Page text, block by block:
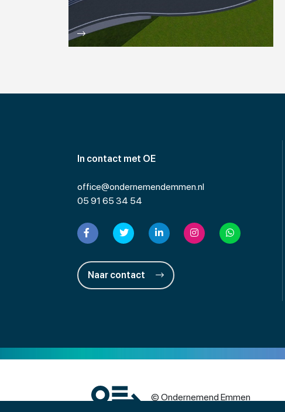
In contact met OE
office@ondernemendemmen.nl
05 91 65 34 54
Naar contact
© Ondernemend Emmen